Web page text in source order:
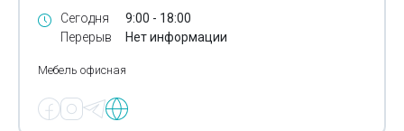
Изделия из тефлона
Изделия из чугуна
Инвалидные коляски
Инвалидный инвентарь
Сегодня
Перерыв
9:00 - 18:00
Нет информации
Мебель офисная